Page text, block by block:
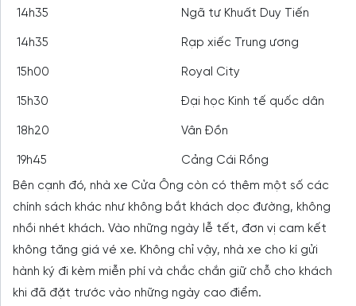
14h35 Ngã tư Khuất Duy Tiến
14h35 Rạp xiếc Trung ương
15h00 Royal City
15h30 Đại học Kinh tế quốc dân
18h20 Vân Đồn
19h45
Cảng Cái Rồng
Bên cạnh đó, nhà xe Cửa Ông còn có thêm một số các
chính sách khác như không bắt khách dọc đường, không
nhồi nhét khách. Vào những ngày lễ tết, đơn vị cam kết
không tăng giá vé xe. Không chỉ vậy, nhà xe cho kí gửi
hành ký đi kèm miễn phí và chắc chắn giữ chỗ cho khách
khi đã đặt trước vào những ngày cao điểm.